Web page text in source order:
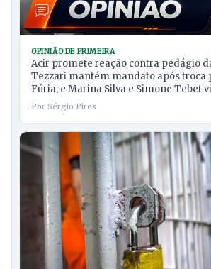
OPINIÃO DE PRIMEIRA
Acir promete reação contra pedágio
Tezzari mantém mandato após troca
Fúria; e Marina Silva e Simone Tebet
Por Sérgio Pires